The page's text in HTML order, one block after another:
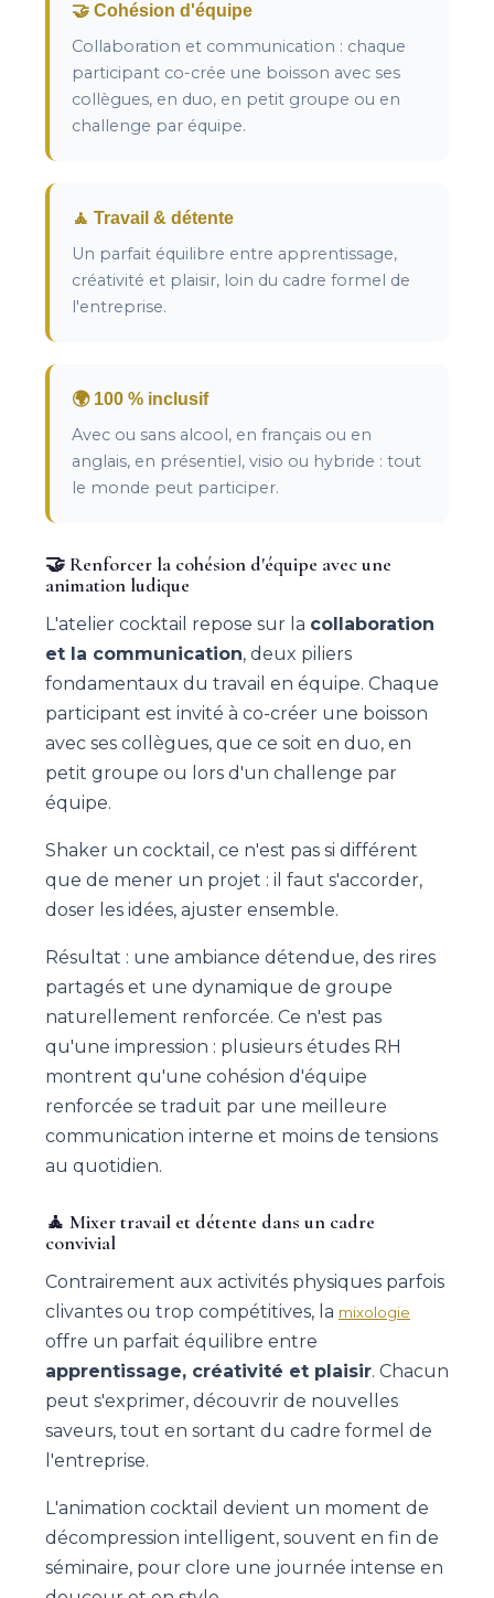
🤝 Cohésion d'équipe
Collaboration et communication : chaque
participant co-crée une boisson avec ses
collègues, en duo, en petit groupe ou en
challenge par équipe.
🧘 Travail & détente
Un parfait équilibre entre apprentissage,
créativité et plaisir, loin du cadre formel de
l'entreprise.
🌍 100 % inclusif
Avec ou sans alcool, en français ou en
anglais, en présentiel, visio ou hybride : tout
le monde peut participer.
🤝 Renforcer la cohésion d'équipe avec une
animation ludique
L'atelier cocktail repose sur la collaboration
et la communication, deux piliers
fondamentaux du travail en équipe. Chaque
participant est invité à co-créer une boisson
avec ses collègues, que ce soit en duo, en
petit groupe ou lors d'un challenge par
équipe.
Shaker un cocktail, ce n'est pas si différent
que de mener un projet : il faut s'accorder,
doser les idées, ajuster ensemble.
Résultat : une ambiance détendue, des rires
partagés et une dynamique de groupe
naturellement renforcée. Ce n'est pas
qu'une impression : plusieurs études RH
montrent qu'une cohésion d'équipe
renforcée se traduit par une meilleure
communication interne et moins de tensions
au quotidien.
🧘 Mixer travail et détente dans un cadre
convivial
Contrairement aux activités physiques parfois
clivantes ou trop compétitives, la mixologie
offre un parfait équilibre entre
apprentissage, créativité et plaisir. Chacun
peut s'exprimer, découvrir de nouvelles
saveurs, tout en sortant du cadre formel de
l'entreprise.
L'animation cocktail devient un moment de
décompression intelligent, souvent en fin de
séminaire, pour clore une journée intense en